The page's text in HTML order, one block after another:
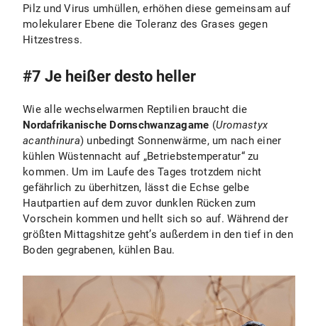
Pilz und Virus umhüllen, erhöhen diese gemeinsam auf
molekularer Ebene die Toleranz des Grases gegen
Hitzestress.
#7 Je heißer desto heller
Wie alle wechselwarmen Reptilien braucht die
Nordafrikanische Dornschwanzagame (Uromastyx
acanthinura) unbedingt Sonnenwärme, um nach einer
kühlen Wüstennacht auf „Betriebstemperatur“ zu
kommen. Um im Laufe des Tages trotzdem nicht
gefährlich zu überhitzen, lässt die Echse gelbe
Hautpartien auf dem zuvor dunklen Rücken zum
Vorschein kommen und hellt sich so auf. Während der
größten Mittagshitze geht’s außerdem in den tief in den
Boden gegrabenen, kühlen Bau.